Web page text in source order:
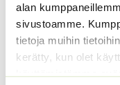
alan
sivustoamme.
tietoja muihin
kerätty, kun olet
käyttämistämme
Tomaatti Goldene
Königin Sperli
valmispussi
ALE!